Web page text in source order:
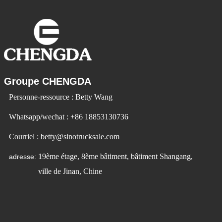
Groupe CHENGDA
Personne-ressource : Betty Wang
Whatsapp/wechat : +86 18853130736
Courriel : betty@sinotrucksale.com
adresse: 19ème étage, 8ème bâtiment, bâtiment Shangang,
ville de Jinan, Chine